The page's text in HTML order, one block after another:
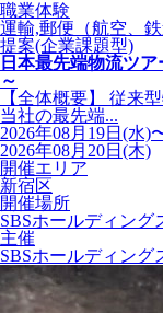
職業体験
運輸,郵便（航空、
提案(企業課題型)
日本最先端物流ツ
～
【全体概要】 従来
当社の最先端...
2026年08月19日(水)
2026年08月20日(木)
開催エリア
新宿区
開催場所
SBSホールディン
主催
SBSホールディング